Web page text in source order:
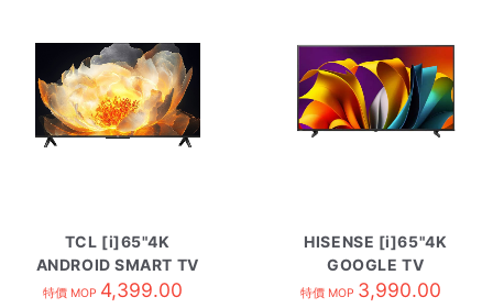
TCL [i]65"4K
ANDROID SMART TV
65V6C
特價 MOP 4,399.00
HISENSE [i]65"4K
GOOGLE TV
HK65A6N
特價 MOP 3,990.00